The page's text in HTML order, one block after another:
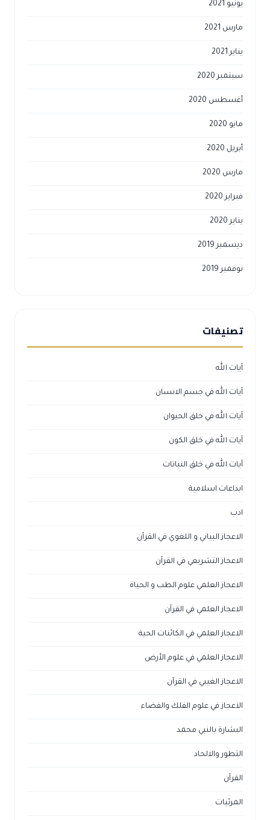
يونيو 2021
مارس 2021
يناير 2021
سبتمبر 2020
أغسطس 2020
مايو 2020
أبريل 2020
مارس 2020
فبراير 2020
يناير 2020
ديسمبر 2019
نوفمبر 2019
تصنيفات
آيات الله
آيات الله في جسم الانسان
آيات الله في خلق الحيوان
آيات الله في خلق الكون
آيات الله في خلق النباتات
ابداعات اسلامية
ادب
الاعجاز البياني و اللغوي في القرآن
الاعجاز التشريعي في القرآن
الاعجاز العلمي علوم الطب و الحياة
الاعجاز العلمي في القرآن
الاعجاز العلمي في الكائنات الحية
الاعجاز العلمي في علوم الأرض
الاعجاز الغيبي في القرآن
الاعجاز في علوم الفلك والفضاء
البشارة بالنبي محمد
التطور والالحاد
القرآن
المرئيات